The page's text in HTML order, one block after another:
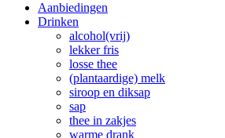
Aanbiedingen
Drinken
alcohol(vrij)
lekker fris
losse thee
(plantaardige) melk
siroop en diksap
sap
thee in zakjes
warme drank